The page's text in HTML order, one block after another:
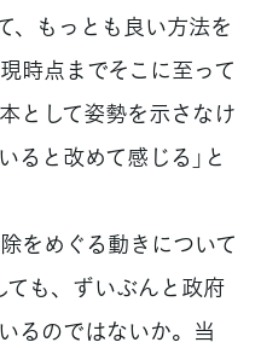
、もっとも良い方法を
時点までそこに至って
として姿勢を示さなけ
ると改めて感じる」と
をめぐる動きについて
ても、ずいぶんと政府
るのではないか。当